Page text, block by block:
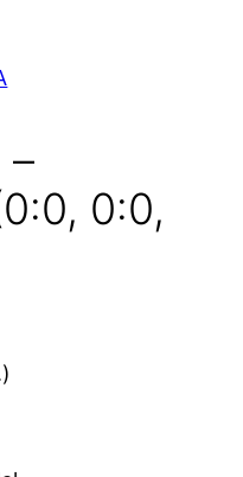
–
0:0,